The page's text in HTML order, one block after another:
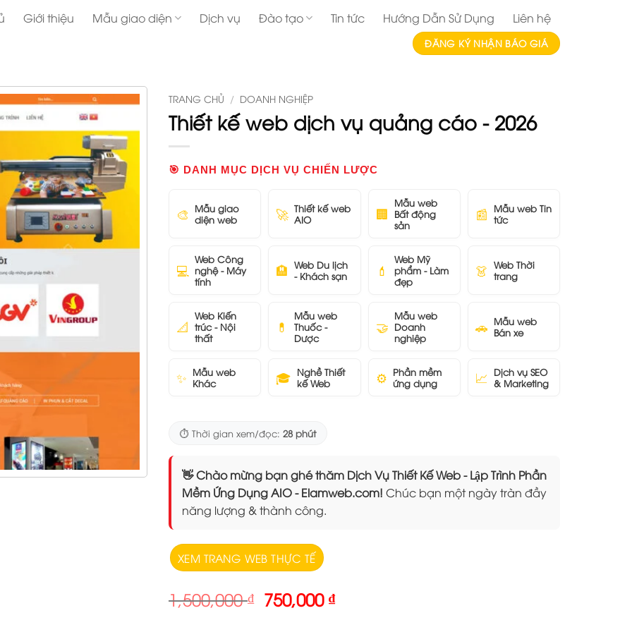
Giới thiệu Mẫu giao diện Dịch vụ Đào tạo Tin tức Hướng Dẫn Sử Dụng Liên hệ
ĐĂNG KÝ NHẬN BÁO GIÁ
TRANG CHỦ / DOANH NGHIỆP
Thiết kế web dịch vụ quảng cáo - 2026
🎯 DANH MỤC DỊCH VỤ CHIẾN LƯỢC
🎨
Mẫu giao
diện web
🚀 Thiết kế web
AIO
🏢
Mẫu web
Bất động
sản
📰
Mẫu web Tin
tức
💻
Web Công
nghệ - Máy
tính
🏨 Web Du lịch
- Khách sạn
💄
Web Mỹ
phẩm - Làm
đẹp
👗 Web Thời
trang
📐
Web Kiến
trúc - Nội
thất
💊
Mẫu web
Thuốc -
Dược
🤝
Mẫu web
Doanh
nghiệp
🚗 Mẫu web
Bán xe
✨ Mẫu web
Khác
🎓 Nghề Thiết
kế Web
⚙️ Phần mềm
ứng dụng
📈
Dịch vụ SEO
& Marketing
⏱️ Thời gian xem/đọc: 28 phút
👋 Chào mừng bạn ghé thăm Dịch Vụ Thiết Kế Web - Lập Trình Phần
Mềm Ứng Dụng AIO - Elamweb.com! Chúc bạn một ngày tràn đầy
năng lượng & thành công.
XEM TRANG WEB THỰC TẾ
1,500,000₫ Giá
gốc
750,000₫Giá